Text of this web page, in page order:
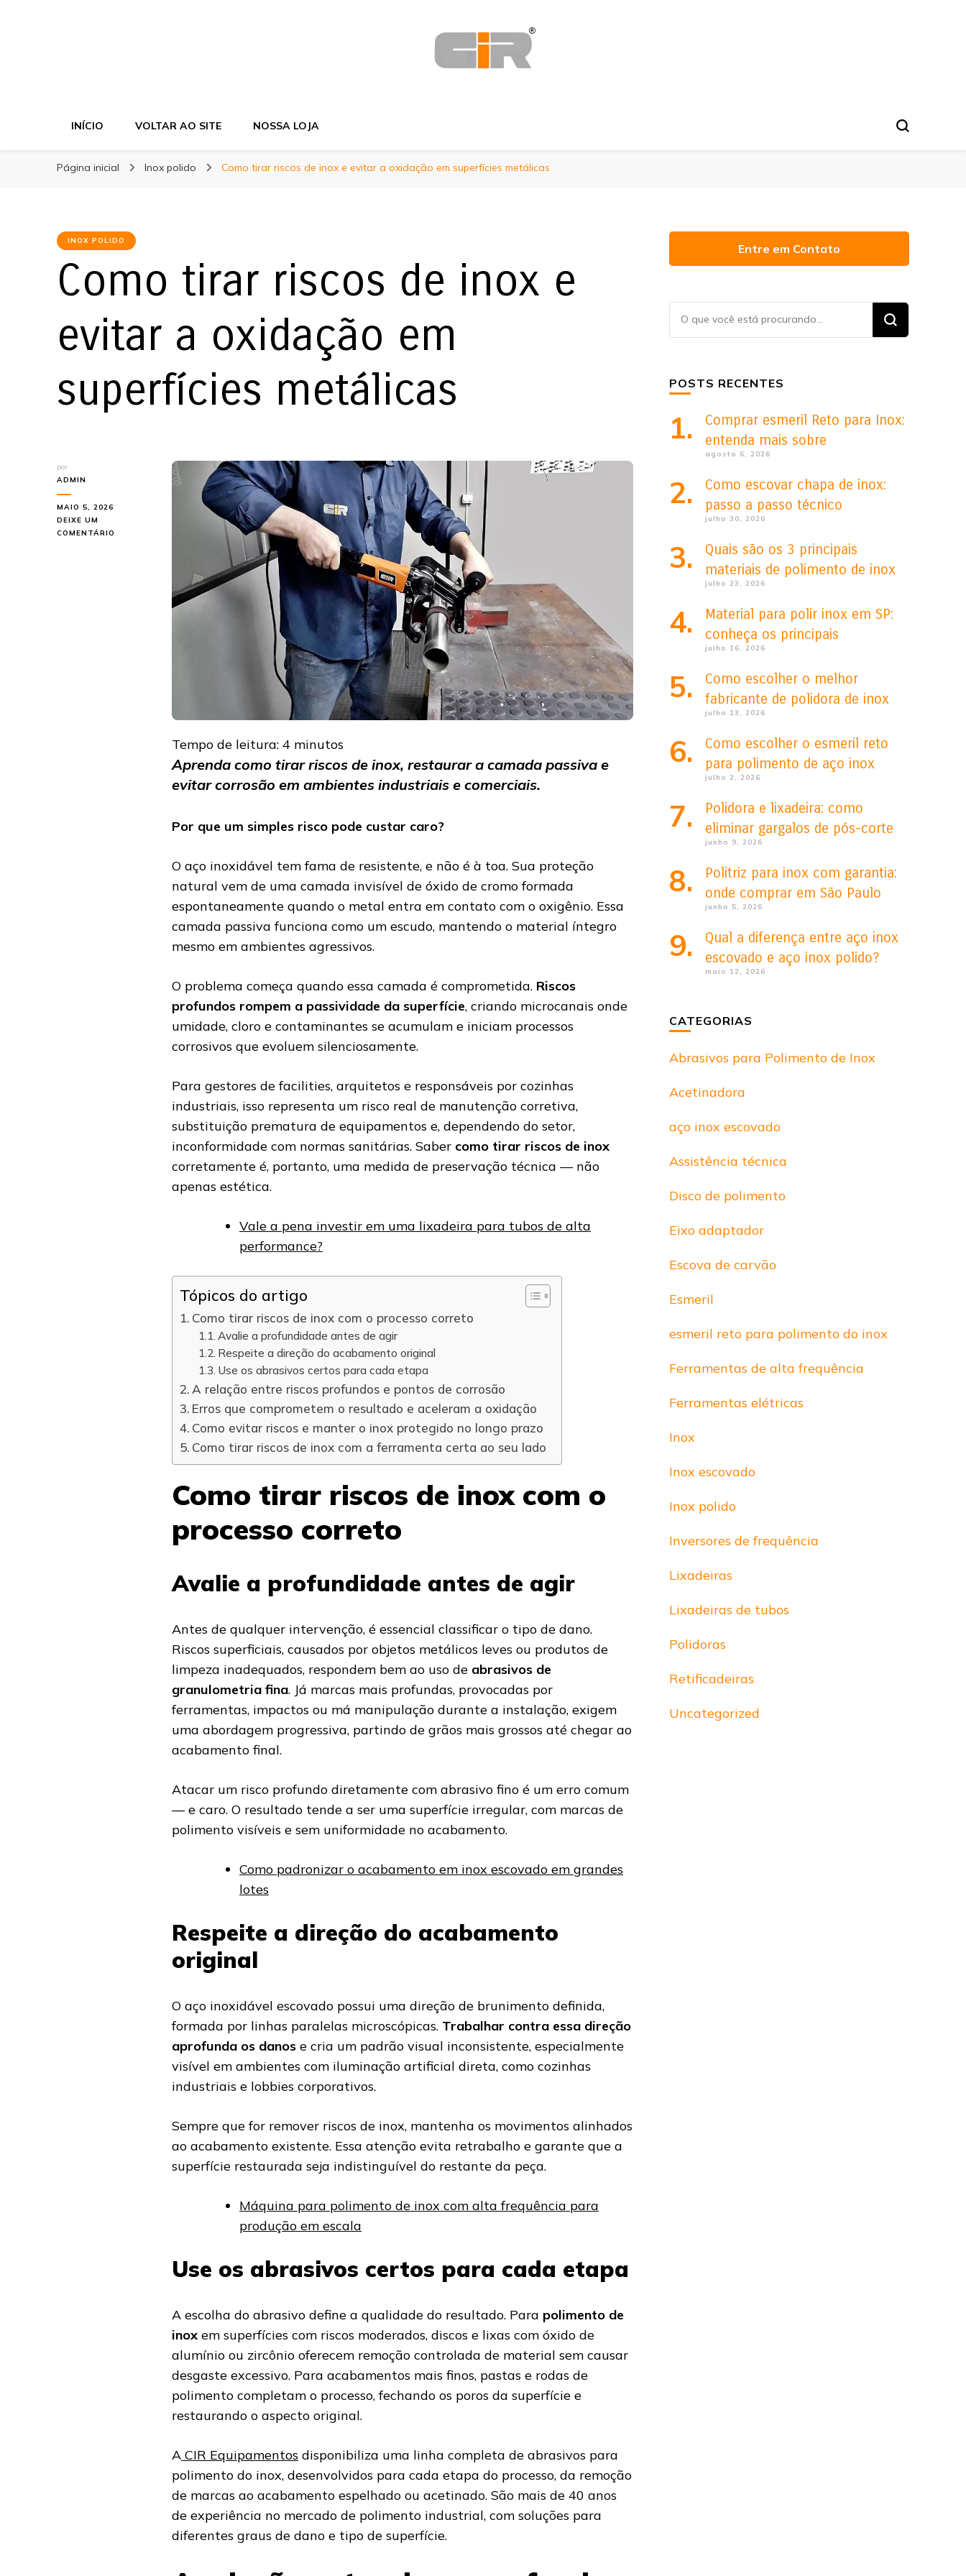
Cir Fujimoto
INÍCIO VOLTAR AO SITE NOSSA LOJA
Página inicial Inox polido Como tirar riscos de inox e evitar a oxidação em superfícies metálicas
INOX POLIDO
Como tirar riscos de inox e
evitar a oxidação em
superfícies metálicas
por
ADMIN
MAIO 5, 2026
DEIXE UM
COMENTÁRIO
Tempo de leitura: 4 minutos
Aprenda como tirar riscos de inox, restaurar a camada passiva e
evitar corrosão em ambientes industriais e comerciais.
Por que um simples risco pode custar caro?
O aço inoxidável tem fama de resistente, e não é à toa. Sua proteção
natural vem de uma camada invisível de óxido de cromo formada
espontaneamente quando o metal entra em contato com o oxigênio. Essa
camada passiva funciona como um escudo, mantendo o material íntegro
mesmo em ambientes agressivos.
O problema começa quando essa camada é comprometida. Riscos
profundos rompem a passividade da superfície, criando microcanais onde
umidade, cloro e contaminantes se acumulam e iniciam processos
corrosivos que evoluem silenciosamente.
Para gestores de facilities, arquitetos e responsáveis por cozinhas
industriais, isso representa um risco real de manutenção corretiva,
substituição prematura de equipamentos e, dependendo do setor,
inconformidade com normas sanitárias. Saber como tirar riscos de inox
corretamente é, portanto, uma medida de preservação técnica — não
apenas estética.
Vale a pena investir em uma lixadeira para tubos de alta
performance?
Tópicos do artigo
Como tirar riscos de inox com o processo correto
Avalie a profundidade antes de agir
Respeite a direção do acabamento original
Use os abrasivos certos para cada etapa
A relação entre riscos profundos e pontos de corrosão
Erros que comprometem o resultado e aceleram a oxidação
Como evitar riscos e manter o inox protegido no longo prazo
Como tirar riscos de inox com a ferramenta certa ao seu lado
Como tirar riscos de inox com o
processo correto
Avalie a profundidade antes de agir
Antes de qualquer intervenção, é essencial classificar o tipo de dano.
Riscos superficiais, causados por objetos metálicos leves ou produtos de
limpeza inadequados, respondem bem ao uso de abrasivos de
granulometria fina. Já marcas mais profundas, provocadas por
ferramentas, impactos ou má manipulação durante a instalação, exigem
uma abordagem progressiva, partindo de grãos mais grossos até chegar ao
acabamento final.
Atacar um risco profundo diretamente com abrasivo fino é um erro comum
— e caro. O resultado tende a ser uma superfície irregular, com marcas de
polimento visíveis e sem uniformidade no acabamento.
Como padronizar o acabamento em inox escovado em grandes
lotes
Respeite a direção do acabamento
original
O aço inoxidável escovado possui uma direção de brunimento definida,
formada por linhas paralelas microscópicas. Trabalhar contra essa direção
aprofunda os danos e cria um padrão visual inconsistente, especialmente
visível em ambientes com iluminação artificial direta, como cozinhas
industriais e lobbies corporativos.
Sempre que for remover riscos de inox, mantenha os movimentos alinhados
ao acabamento existente. Essa atenção evita retrabalho e garante que a
superfície restaurada seja indistinguível do restante da peça.
Máquina para polimento de inox com alta frequência para
produção em escala
Use os abrasivos certos para cada etapa
A escolha do abrasivo define a qualidade do resultado. Para polimento de
inox em superfícies com riscos moderados, discos e lixas com óxido de
alumínio ou zircônio oferecem remoção controlada de material sem causar
desgaste excessivo. Para acabamentos mais finos, pastas e rodas de
polimento completam o processo, fechando os poros da superfície e
restaurando o aspecto original.
A CIR Equipamentos disponibiliza uma linha completa de abrasivos para
polimento do inox, desenvolvidos para cada etapa do processo, da remoção
de marcas ao acabamento espelhado ou acetinado. São mais de 40 anos
de experiência no mercado de polimento industrial, com soluções para
diferentes graus de dano e tipo de superfície.
Entre em Contato
Procurando
algo?
POSTS RECENTES
Comprar esmeril Reto para Inox:
entenda mais sobre
agosto 6, 2026
Como escovar chapa de inox:
passo a passo técnico
julho 30, 2026
Quais são os 3 principais
materiais de polimento de inox
julho 23, 2026
Material para polir inox em SP:
conheça os principais
julho 16, 2026
Como escolher o melhor
fabricante de polidora de inox
julho 13, 2026
Como escolher o esmeril reto
para polimento de aço inox
julho 2, 2026
Polidora e lixadeira: como
eliminar gargalos de pós-corte
junho 9, 2026
Politriz para inox com garantia:
onde comprar em São Paulo
junho 5, 2026
Qual a diferença entre aço inox
escovado e aço inox polido?
maio 12, 2026
CATEGORIAS
Abrasivos para Polimento de Inox
Acetinadora
aço inox escovado
Assistência técnica
Disco de polimento
Eixo adaptador
Escova de carvão
Esmeril
esmeril reto para polimento do inox
Ferramentas de alta frequência
Ferramentas elétricas
Inox
Inox escovado
Inox polido
Inversores de frequência
Lixadeiras
Lixadeiras de tubos
Polidoras
Retificadeiras
Uncategorized